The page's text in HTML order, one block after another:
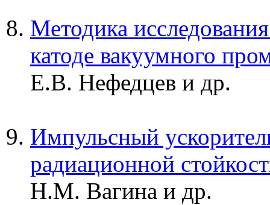
Методика
катоде вакуумного
Е.В. Нефедцев и др.
Импульсный
радиационной
Н.М. Вагина и др.